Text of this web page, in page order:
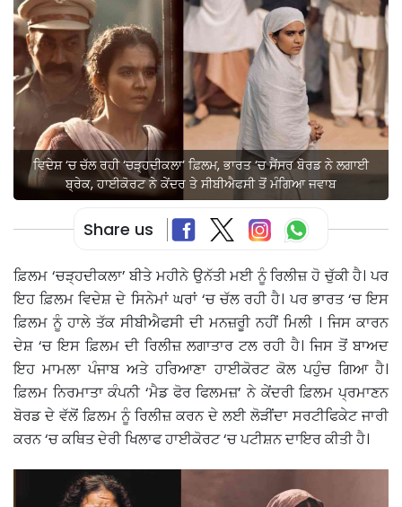
ਵਿਦੇਸ਼ ‘ਚ ਚੱਲ ਰਹੀ ‘ਚੜ੍ਹਦੀਕਲਾ’ ਫ਼ਿਲਮ, ਭਾਰਤ ‘ਚ ਸੈਂਸਰ ਬੋਰਡ ਨੇ ਲਗਾਈ
ਬ੍ਰੇਕ, ਹਾਈਕੋਰਟ ਨੇ ਕੇਂਦਰ ਤੇ ਸੀਬੀਐਫਸੀ ਤੋਂ ਮੰਗਿਆ ਜਵਾਬ
Share us
ਫ਼ਿਲਮ ‘ਚੜ੍ਹਦੀਕਲਾ’ ਬੀਤੇ ਮਹੀਨੇ ਉਨੱਤੀ ਮਈ ਨੂੰ ਰਿਲੀਜ਼ ਹੋ ਚੁੱਕੀ ਹੈ। ਪਰ
ਇਹ ਫ਼ਿਲਮ ਵਿਦੇਸ਼ ਦੇ ਸਿਨੇਮਾਂ ਘਰਾਂ ‘ਚ ਚੱਲ ਰਹੀ ਹੈ। ਪਰ ਭਾਰਤ ‘ਚ ਇਸ
ਫ਼ਿਲਮ ਨੂੰ ਹਾਲੇ ਤੱਕ ਸੀਬੀਐਫਸੀ ਦੀ ਮਨਜ਼ਰੂੀ ਨਹੀਂ ਮਿਲੀ । ਜਿਸ ਕਾਰਨ
ਦੇਸ਼ ‘ਚ ਇਸ ਫ਼ਿਲਮ ਦੀ ਰਿਲੀਜ਼ ਲਗਾਤਾਰ ਟਲ ਰਹੀ ਹੈ। ਜਿਸ ਤੋਂ ਬਾਅਦ
ਇਹ ਮਾਮਲਾ ਪੰਜਾਬ ਅਤੇ ਹਰਿਆਣਾ ਹਾਈਕੋਰਟ ਕੋਲ ਪਹੁੰਚ ਗਿਆ ਹੈ।
ਫ਼ਿਲਮ ਨਿਰਮਾਤਾ ਕੰਪਨੀ ‘ਮੈਡ ਫੋਰ ਫਿਲਮਜ਼’ ਨੇ ਕੇਂਦਰੀ ਫ਼ਿਲਮ ਪ੍ਰਮਾਣਨ
ਬੋਰਡ ਦੇ ਵੱਲੋਂ ਫ਼ਿਲਮ ਨੂੰ ਰਿਲੀਜ਼ ਕਰਨ ਦੇ ਲਈ ਲੋੜੀਂਦਾ ਸਰਟੀਫਿਕੇਟ ਜਾਰੀ
ਕਰਨ ‘ਚ ਕਥਿਤ ਦੇਰੀ ਖਿਲਾਫ ਹਾਈਕੋਰਟ ‘ਚ ਪਟੀਸ਼ਨ ਦਾਇਰ ਕੀਤੀ ਹੈ।